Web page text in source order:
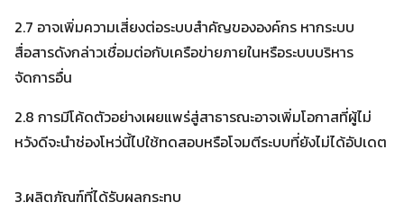
2.7 อาจเพิ่มความเสี่ยงต่อระบบสำคัญขององค์กร หากระบบ
สื่อสารดังกล่าวเชื่อมต่อกับเครือข่ายภายในหรือระบบบริหาร
จัดการอื่น
2.8 การมีโค้ดตัวอย่างเผยแพร่สู่สาธารณะอาจเพิ่มโอกาสที่ผู้ไม่
หวังดีจะนำช่องโหว่นี้ไปใช้ทดสอบหรือโจมตีระบบที่ยังไม่ได้อัปเดต
3.ผลิตภัณฑ์ที่ได้รับผลกระทบ